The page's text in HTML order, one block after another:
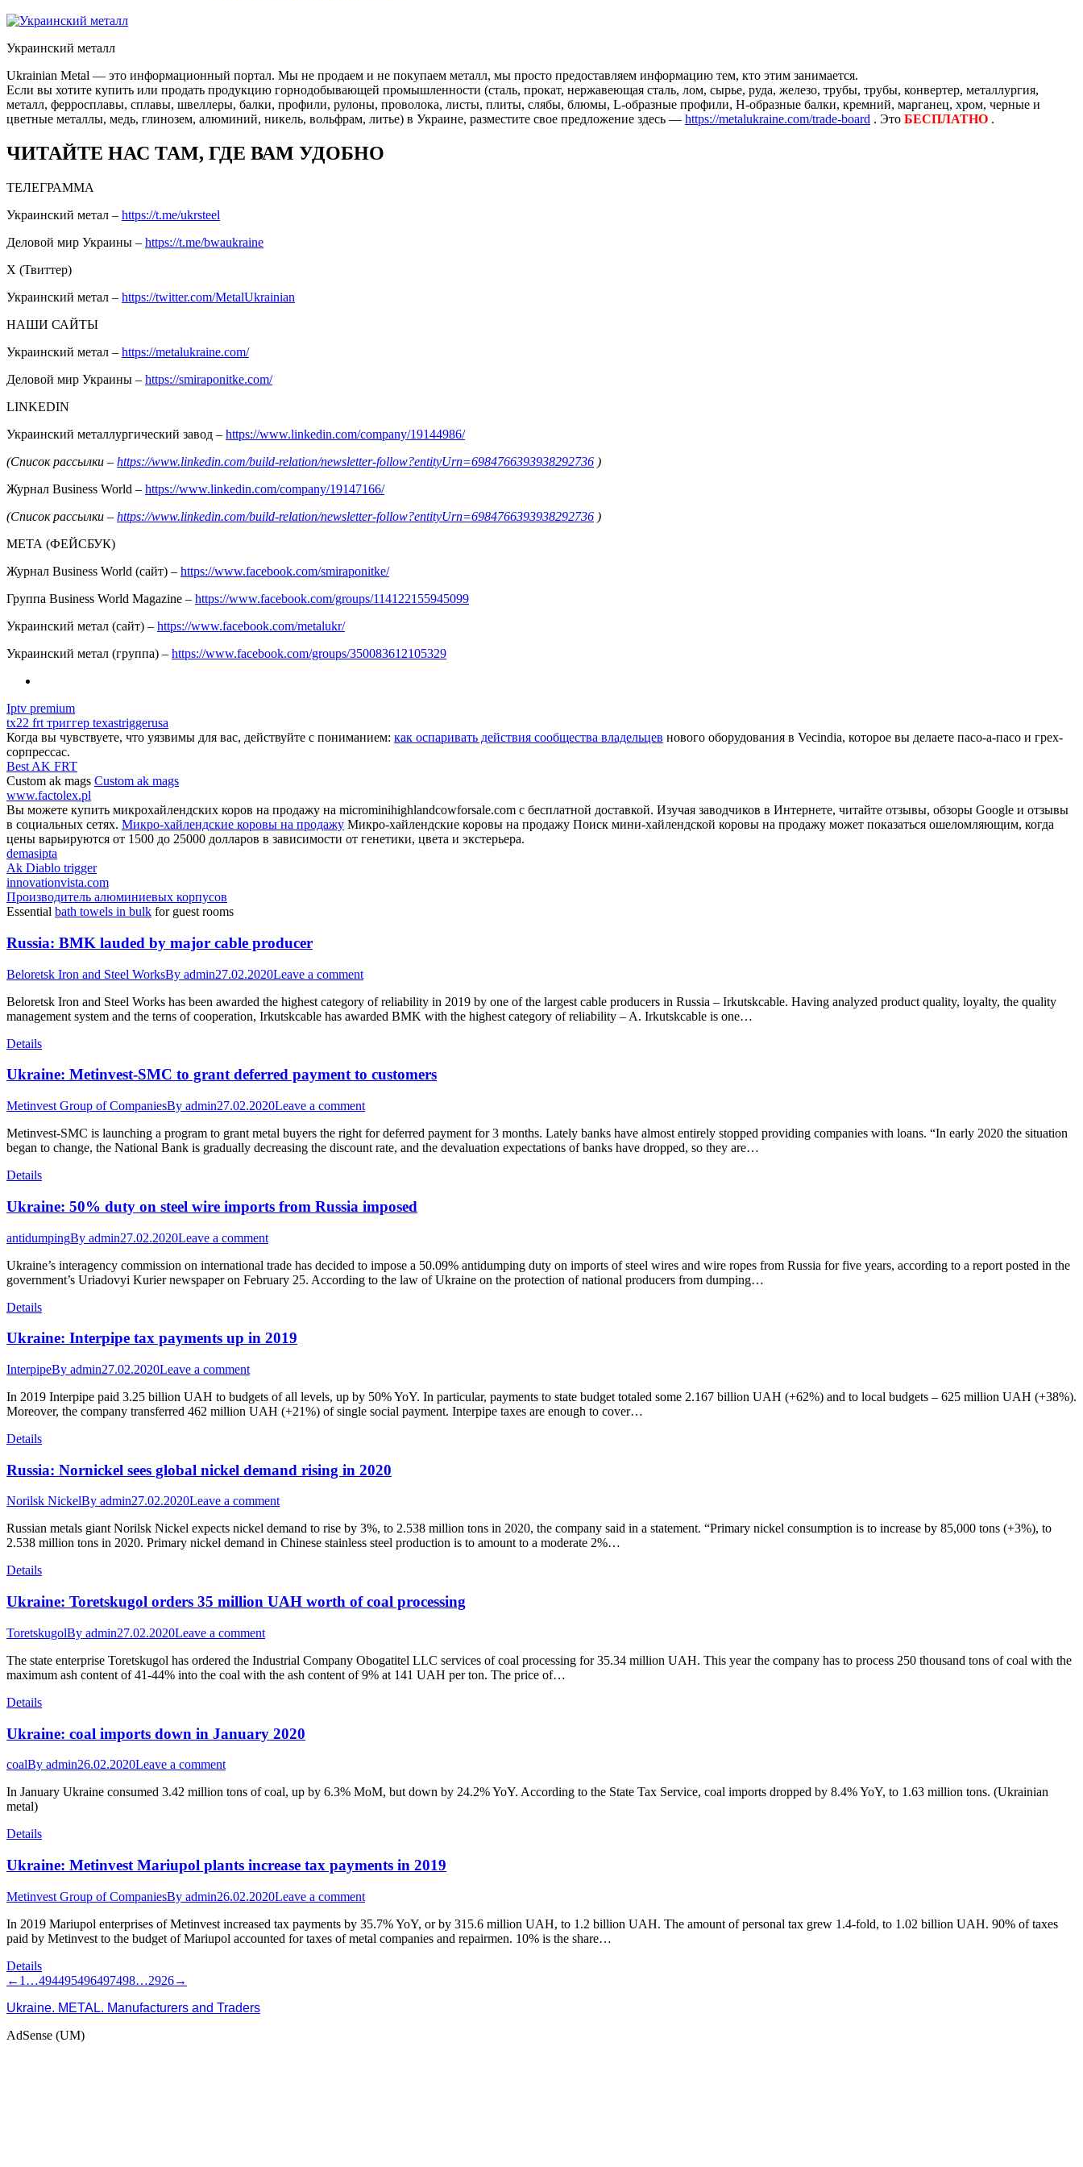
Украинский металл
Ukrainian Metal — это информационный портал. Мы не продаем и не покупаем металл, мы просто предоставляем информацию тем, кто этим занимается.
Если вы хотите купить или продать продукцию горнодобывающей промышленности (сталь, прокат, нержавеющая сталь, лом, сырье, руда, железо, трубы, трубы, конвертер, металлургия,
металл, ферросплавы, сплавы, швеллеры, балки, профили, рулоны, проволока, листы, плиты, слябы, блюмы, L-образные профили, H-образные балки, кремний, марганец, хром, черные и
цветные металлы, медь, глинозем, алюминий, никель, вольфрам, литье) в Украине, разместите свое предложение здесь — https://metalukraine.com/trade-board . Это БЕСПЛАТНО .
ЧИТАЙТЕ НАС ТАМ, ГДЕ ВАМ УДОБНО
ТЕЛЕГРАММА
Украинский метал – https://t.me/ukrsteel
Деловой мир Украины – https://t.me/bwaukraine
Х (Твиттер)
Украинский метал – https://twitter.com/MetalUkrainian
НАШИ САЙТЫ
Украинский метал – https://metalukraine.com/
Деловой мир Украины – https://smiraponitke.com/
LINKEDIN
Украинский металлургический завод – https://www.linkedin.com/company/19144986/
(Список рассылки – https://www.linkedin.com/build-relation/newsletter-follow?entityUrn=6984766393938292736 )
Журнал Business World – https://www.linkedin.com/company/19147166/
(Список рассылки – https://www.linkedin.com/build-relation/newsletter-follow?entityUrn=6984766393938292736 )
МЕТА (ФЕЙСБУК)
Журнал Business World (сайт) – https://www.facebook.com/smiraponitke/
Группа Business World Magazine – https://www.facebook.com/groups/114122155945099
Украинский метал (сайт) – https://www.facebook.com/metalukr/
Украинский метал (группа) – https://www.facebook.com/groups/350083612105329
Iptv premium
tx22 frt триггер texastriggerusa
Когда вы чувствуете, что уязвимы для вас, действуйте с пониманием: как оспаривать действия сообщества владельцев нового оборудования в Vecindia, которое вы делаете пасо-а-пасо и грех-
сорпрессас.
Best AK FRT
Custom ak mags Custom ak mags
www.factolex.pl
Вы можете купить микрохайлендских коров на продажу на microminihighlandcowforsale.com с бесплатной доставкой. Изучая заводчиков в Интернете, читайте отзывы, обзоры Google и отзывы
в социальных сетях. Микро-хайлендские коровы на продажу Микро-хайлендские коровы на продажу Поиск мини-хайлендской коровы на продажу может показаться ошеломляющим, когда
цены варьируются от 1500 до 25000 долларов в зависимости от генетики, цвета и экстерьера.
demasipta
Ak Diablo trigger
innovationvista.com
Производитель алюминиевых корпусов
Essential bath towels in bulk for guest rooms
Russia: BMK lauded by major cable producer
Beloretsk Iron and Steel WorksBy admin27.02.2020Leave a comment
Beloretsk Iron and Steel Works has been awarded the highest category of reliability in 2019 by one of the largest cable producers in Russia – Irkutskcable. Having analyzed product quality, loyalty, the quality
management system and the terns of cooperation, Irkutskcable has awarded BMK with the highest category of reliability – A. Irkutskcable is one…
Details
Ukraine: Metinvest-SMC to grant deferred payment to customers
Metinvest Group of CompaniesBy admin27.02.2020Leave a comment
Metinvest-SMC is launching a program to grant metal buyers the right for deferred payment for 3 months. Lately banks have almost entirely stopped providing companies with loans. “In early 2020 the situation
began to change, the National Bank is gradually decreasing the discount rate, and the devaluation expectations of banks have dropped, so they are…
Details
Ukraine: 50% duty on steel wire imports from Russia imposed
antidumpingBy admin27.02.2020Leave a comment
Ukraine’s interagency commission on international trade has decided to impose a 50.09% antidumping duty on imports of steel wires and wire ropes from Russia for five years, according to a report posted in the
government’s Uriadovyi Kurier newspaper on February 25. According to the law of Ukraine on the protection of national producers from dumping…
Details
Ukraine: Interpipe tax payments up in 2019
InterpipeBy admin27.02.2020Leave a comment
In 2019 Interpipe paid 3.25 billion UAH to budgets of all levels, up by 50% YoY. In particular, payments to state budget totaled some 2.167 billion UAH (+62%) and to local budgets – 625 million UAH (+38%).
Moreover, the company transferred 462 million UAH (+21%) of single social payment. Interpipe taxes are enough to cover…
Details
Russia: Nornickel sees global nickel demand rising in 2020
Norilsk NickelBy admin27.02.2020Leave a comment
Russian metals giant Norilsk Nickel expects nickel demand to rise by 3%, to 2.538 million tons in 2020, the company said in a statement. “Primary nickel consumption is to increase by 85,000 tons (+3%), to
2.538 million tons in 2020. Primary nickel demand in Chinese stainless steel production is to amount to a moderate 2%…
Details
Ukraine: Toretskugol orders 35 million UAH worth of coal processing
ToretskugolBy admin27.02.2020Leave a comment
The state enterprise Toretskugol has ordered the Industrial Company Obogatitel LLC services of coal processing for 35.34 million UAH. This year the company has to process 250 thousand tons of coal with the
maximum ash content of 41-44% into the coal with the ash content of 9% at 141 UAH per ton. The price of…
Details
Ukraine: coal imports down in January 2020
coalBy admin26.02.2020Leave a comment
In January Ukraine consumed 3.42 million tons of coal, up by 6.3% MoM, but down by 24.2% YoY. According to the State Tax Service, coal imports dropped by 8.4% YoY, to 1.63 million tons. (Ukrainian
metal)
Details
Ukraine: Metinvest Mariupol plants increase tax payments in 2019
Metinvest Group of CompaniesBy admin26.02.2020Leave a comment
In 2019 Mariupol enterprises of Metinvest increased tax payments by 35.7% YoY, or by 315.6 million UAH, to 1.2 billion UAH. The amount of personal tax grew 1.4-fold, to 1.02 billion UAH. 90% of taxes
paid by Metinvest to the budget of Mariupol accounted for taxes of metal companies and repairmen. 10% is the share…
Details
← 1 …494495496497498…2926→
Ukraine. METAL. Manufacturers and Traders
AdSense (UM)